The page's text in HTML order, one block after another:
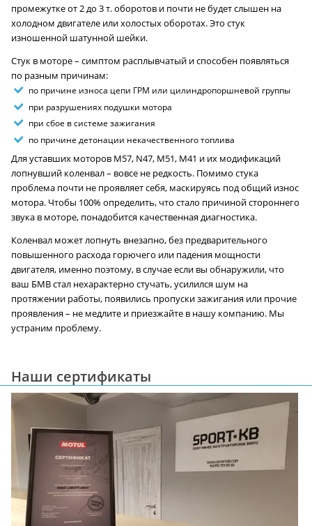
промежутке от 2 до 3 т. оборотов и почти не будет слышен на
холодном двигателе или холостых оборотах. Это стук
изношенной шатунной шейки.
Стук в моторе – симптом расплывчатый и способен появляться
по разным причинам:
по причине износа цепи ГРМ или цилиндропоршневой группы
при разрушениях подушки мотора
при сбое в системе зажигания
по причине детонации некачественного топлива
Для уставших моторов M57, N47, M51, M41 и их модификаций
лопнувший коленвал – вовсе не редкость. Помимо стука
проблема почти не проявляет себя, маскируясь под общий износ
мотора. Чтобы 100% определить, что стало причиной стороннего
звука в моторе, понадобится качественная диагностика.
Коленвал может лопнуть внезапно, без предварительного
повышенного расхода горючего или падения мощности
двигателя, именно поэтому, в случае если вы обнаружили, что
ваш БМВ стал нехарактерно стучать, усилился шум на
протяжении работы, появились пропуски зажигания или прочие
проявления – не медлите и приезжайте в нашу компанию. Мы
устраним проблему.
Наши сертификаты